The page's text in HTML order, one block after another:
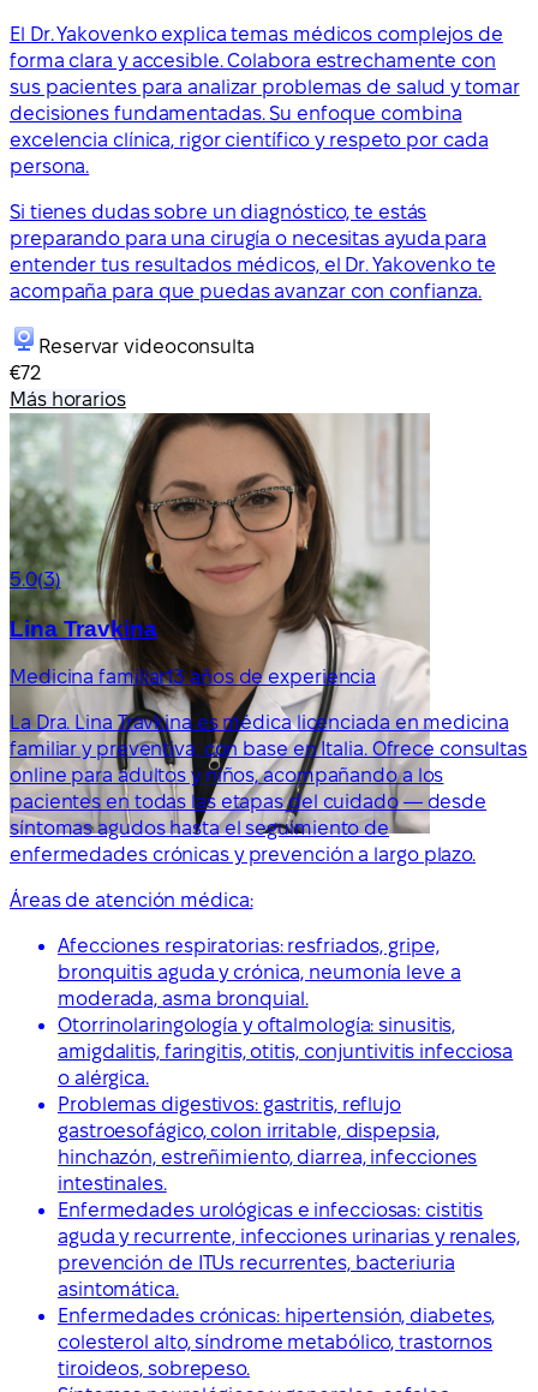
El Dr. Yakovenko explica temas médicos complejos de
forma clara y accesible. Colabora estrechamente con
sus pacientes para analizar problemas de salud y tomar
decisiones fundamentadas. Su enfoque combina
excelencia clínica, rigor científico y respeto por cada
persona.
Si tienes dudas sobre un diagnóstico, te estás
preparando para una cirugía o necesitas ayuda para
entender tus resultados médicos, el Dr. Yakovenko te
acompaña para que puedas avanzar con confianza.
Reservar videoconsulta
€72
Más horarios
5.0(3)
Lina Travkina
Medicina familiar13 años de experiencia
La Dra. Lina Travkina es médica licenciada en medicina
familiar y preventiva, con base en Italia. Ofrece consultas
online para adultos y niños, acompañando a los
pacientes en todas las etapas del cuidado — desde
síntomas agudos hasta el seguimiento de
enfermedades crónicas y prevención a largo plazo.
Áreas de atención médica:
Afecciones respiratorias: resfriados, gripe,
bronquitis aguda y crónica, neumonía leve a
moderada, asma bronquial.
Otorrinolaringología y oftalmología: sinusitis,
amigdalitis, faringitis, otitis, conjuntivitis infecciosa
o alérgica.
Problemas digestivos: gastritis, reflujo
gastroesofágico, colon irritable, dispepsia,
hinchazón, estreñimiento, diarrea, infecciones
intestinales.
Enfermedades urológicas e infecciosas: cistitis
aguda y recurrente, infecciones urinarias y renales,
prevención de ITUs recurrentes, bacteriuria
asintomática.
Enfermedades crónicas: hipertensión, diabetes,
colesterol alto, síndrome metabólico, trastornos
tiroideos, sobrepeso.